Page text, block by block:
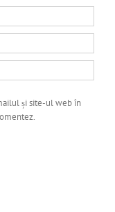
și site-ul web în